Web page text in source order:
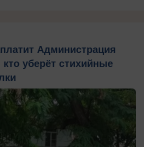
Администрация
кто уберёт стихийные